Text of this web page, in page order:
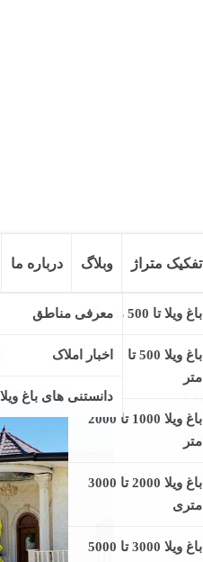
تفکیک متراژ وبلاگ درباره ما
وضعیت: فعال 1399/10/23
تصاویر باغ ویلا